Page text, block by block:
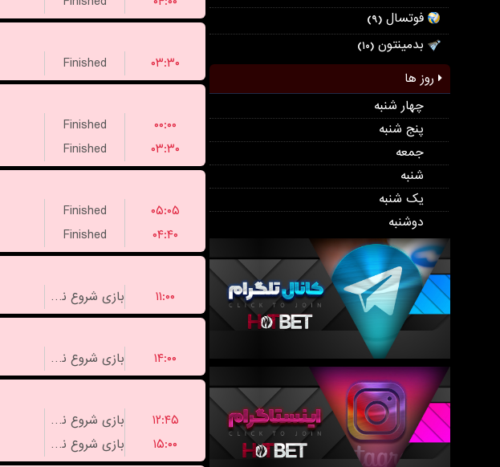
فوتسال (۹)
بدمینتون (۱۰)
روز ها
چهار شنبه
پنج شنبه
جمعه
شنبه
یک شنبه
دوشنبه
Finished
۰۳:۳۰
Finished
۰۰:۰۰
Finished
۰۳:۳۰
Finished
۰۵:۰۵
Finished
۰۴:۴۰
بازی شروع نشده است
۱۱:۰۰
بازی شروع نشده است
۱۴:۰۰
بازی شروع نشده است
۱۲:۴۵
بازی شروع نشده است
۱۵:۰۰